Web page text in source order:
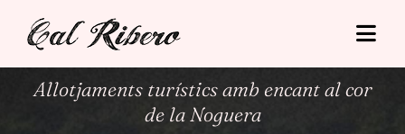
Cal Ribero
Allotjaments turístics amb encant al cor
de la Noguera